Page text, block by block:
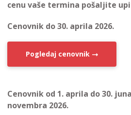
cenu vaše termina pošaljite
Cenovnik do 30. aprila 2026.
Pogledaj cenovnik
Cenovnik od 1. aprila do 30.
novembra 2026.